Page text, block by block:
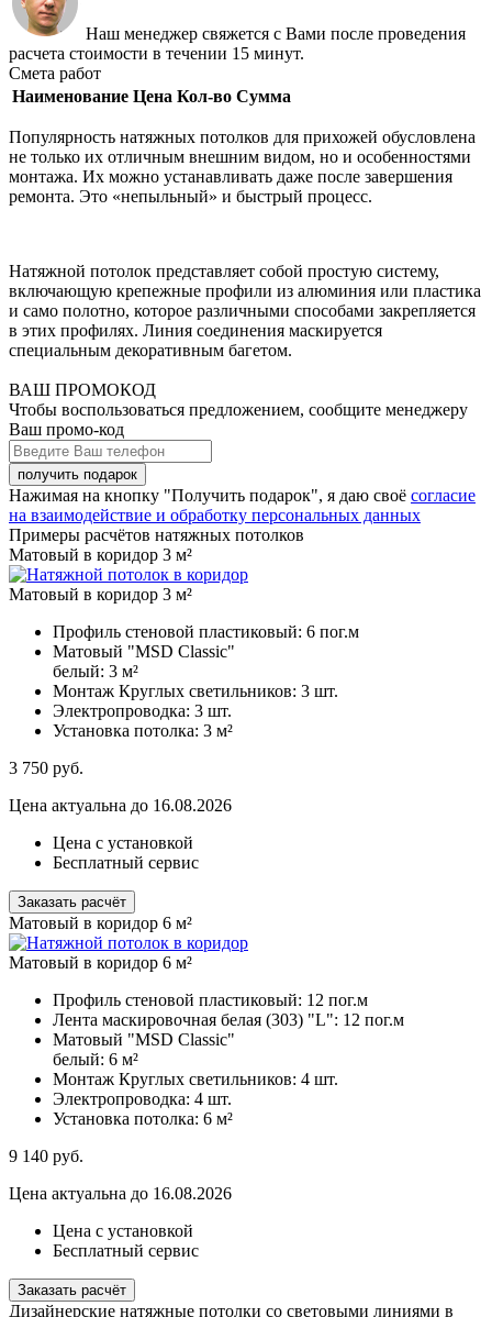
Наш менеджер свяжется с Вами после проведения
расчета стоимости в течении 15 минут.
Смета работ
Наименование Цена Кол-во Сумма
Популярность натяжных потолков для прихожей обусловлена
не только их отличным внешним видом, но и особенностями
монтажа. Их можно устанавливать даже после завершения
ремонта. Это «непыльный» и быстрый процесс.
Натяжной потолок представляет собой простую систему,
включающую крепежные профили из алюминия или пластика
и само полотно, которое различными способами закрепляется
в этих профилях. Линия соединения маскируется
специальным декоративным багетом.
ВАШ ПРОМОКОД
Чтобы воспользоваться предложением, сообщите менеджеру
Ваш промо-код
Нажимая на кнопку "Получить подарок", я даю своё согласие
на взаимодействие и обработку персональных данных
Примеры расчётов натяжных потолков
Матовый в коридор 3 м²
Матовый в коридор 3 м²
Профиль стеновой пластиковый: 6 пог.м
Матовый "MSD Classic"
белый: 3 м²
Монтаж Круглых светильников: 3 шт.
Электропроводка: 3 шт.
Установка потолка: 3 м²
3 750 руб.
Цена актуальна до 16.08.2026
Цена с установкой
Бесплатный сервис
Заказать расчёт
Матовый в коридор 6 м²
Матовый в коридор 6 м²
Профиль стеновой пластиковый: 12 пог.м
Лента маскировочная белая (303) "L": 12 пог.м
Матовый "MSD Classic"
белый: 6 м²
Монтаж Круглых светильников: 4 шт.
Электропроводка: 4 шт.
Установка потолка: 6 м²
9 140 руб.
Цена актуальна до 16.08.2026
Цена с установкой
Бесплатный сервис
Заказать расчёт
Дизайнерские натяжные потолки со световыми линиями в